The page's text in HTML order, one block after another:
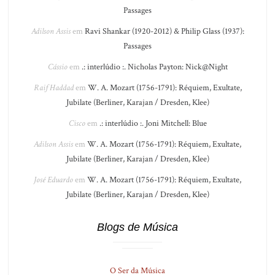
Passages
Adilson Assisem Ravi Shankar (1920-2012) & Philip Glass (1937):
Passages
Cássioem .: interlúdio :. Nicholas Payton: Nick@Night
Raif Haddadem W. A. Mozart (1756-1791): Réquiem, Exultate,
Jubilate (Berliner, Karajan / Dresden, Klee)
Ciscoem .: interlúdio :. Joni Mitchell: Blue
Adilson Assisem W. A. Mozart (1756-1791): Réquiem, Exultate,
Jubilate (Berliner, Karajan / Dresden, Klee)
José Eduardoem W. A. Mozart (1756-1791): Réquiem, Exultate,
Jubilate (Berliner, Karajan / Dresden, Klee)
Blogs de Música
O Ser da Música